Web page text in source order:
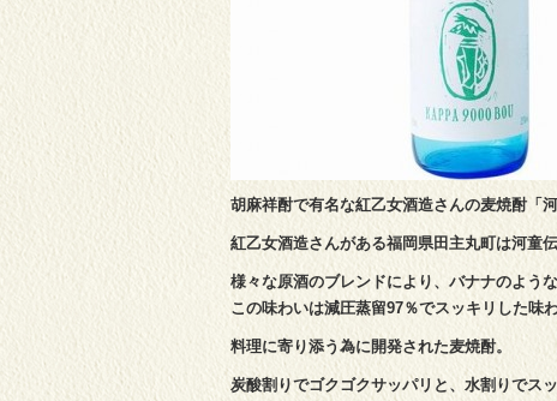
胡麻祥酎で有名な紅乙女酒造さんの麦焼酎「
紅乙女酒造さんがある福岡県田主丸町は河童
様々な原酒のブレンドにより、バナナのよう
この味わいは減圧蒸留97％でスッキリした味
料理に寄り添う為に開発された麦焼酎。
炭酸割りでゴクゴクサッパリと、水割りでス